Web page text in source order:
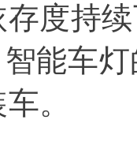
度持
能车
。